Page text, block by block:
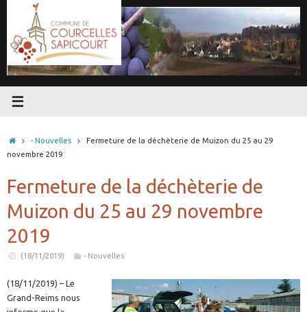
contenu
Accueil
- Nouvelles
Fermeture de la déchèterie de Muizon du 25 au 29
novembre 2019
Fermeture de la déchèterie de
Muizon du 25 au 29 novembre
2019
(18/11/2019) - Nouvelles
(18/11/2019) – Le
Grand-Reims nous